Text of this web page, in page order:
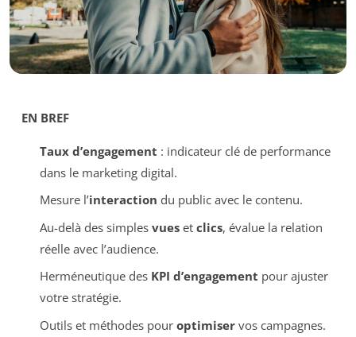
EN BREF
Taux d’engagement : indicateur clé de performance
dans le marketing digital.
Mesure l’interaction du public avec le contenu.
Au-delà des simples vueset clics, évalue la relation
réelle avec l’audience.
Herméneutique des KPI d’engagement pour ajuster
votre stratégie.
Outils et méthodes pour optimiservos campagnes.